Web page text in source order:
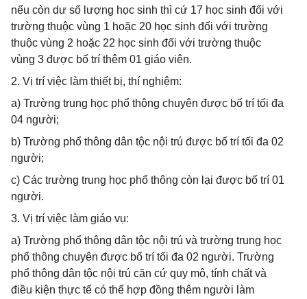
nếu còn dư số lượng học sinh thì cứ 17 học sinh đối với
trường thuộc vùng 1 hoặc 20 học sinh đối với trường
thuộc vùng 2 hoặc 22 học sinh đối với trường thuộc
vùng 3 được bố trí thêm 01 giáo viên.
2. Vị trí việc làm thiết bị, thí nghiệm:
a) Trường trung học phổ thông chuyên được bố trí tối đa
04 người;
b) Trường phổ thông dân tộc nội trú được bố trí tối đa 02
người;
c) Các trường trung học phổ thông còn lại được bố trí 01
người.
3. Vị trí việc làm giáo vụ:
a) Trường phổ thông dân tộc nội trú và trường trung học
phổ thông chuyên được bố trí tối đa 02 người. Trường
phổ thông dân tộc nội trú căn cứ quy mô, tính chất và
điều kiện thực tế có thể hợp đồng thêm người làm